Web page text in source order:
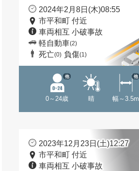
2024年2月8日(木)08:55
市平和町 付近
車両相互 小破事故
軽自動車(2)
死亡(0) 負傷(1)
0～24歳
他
晴 幅～3.5m
他
2023年12月23日(土)12:27
市平和町 付近
車両相互 小破事故